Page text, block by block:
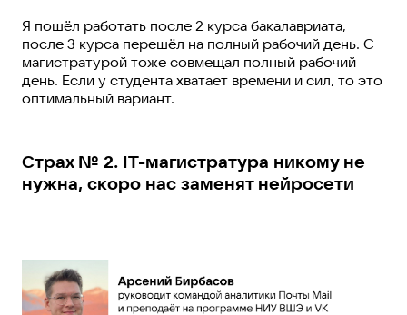
Я пошёл работать после 2 курса бакалавриата,
после 3 курса перешёл на полный рабочий день. С
магистратурой тоже совмещал полный рабочий
день. Если у студента хватает времени и сил, то это
оптимальный вариант.
Страх № 2. IT-магистратура никому не
нужна, скоро нас заменят нейросети